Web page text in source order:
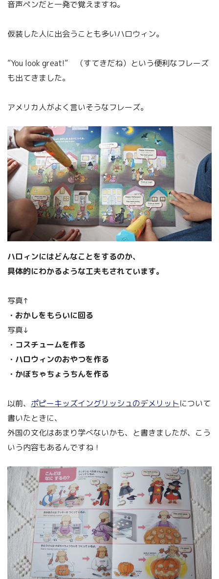
音声ペンだと一発で覚えますね。
仮装した人に出会うことも多いハロウィン。
”You look great!” （すてきだね）という便利なフレーズ
も出てきました。
アメリカ人がよく言いそうなフレーズ。
ハロィンにはどんなことをするのか、
具体的にわかるような工夫もされています。
写真↑
・おかしをもらいに回る
写真↓
・コスチュームを作る
・ハロウィンのおやつを作る
・かぼちゃちょうちんを作る
以前、 ポピーキッズイングリッシュのデメリットについて
書いたときに、
外国の文化はあまり学べないかも、と書きましたが、こう
いう内容もあるんですね！